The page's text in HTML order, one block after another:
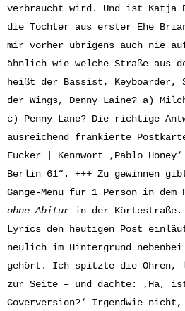
verbraucht wird. Und ist Katja
die Tochter aus erster Ehe
mir vorher übrigens auch nie
ähnlich wie welche Straße aus
heißt der Bassist, Keyboarder,
der Wings, Denny Laine? a)
c) Penny Lane? Die richtige
ausreichend frankierte
Fucker | Kennwort ‚Pablo
Berlin 61“. +++ Zu gewinnen
Gänge-Menü für 1 Person in dem
ohne Abitur in der Körtestraße.
Lyrics den heutigen Post
neulich im Hintergrund
gehört. Ich spitzte die
zur Seite – und dachte: ‚Hä, ist
Coverversion?‘ Irgendwie